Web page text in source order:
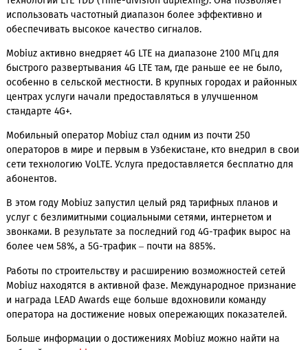
по Узбекистану установлено свыше 460 базовых станций.
Модернизированы и переоснащены свыше 2 500
В Ферганской долине в сентябре начался проект по
технологии LTE TDD (Time-division duplexing). Она
использовать частотный диапазон более эффективно и
обеспечивать высокое качество сигналов.
Mobiuz активно внедряет 4G LTE на диапазоне 2100 МГц
быстрого развертывания 4G LTE там, где раньше ее не
особенно в сельской местности. В крупных городах и
стандарте 4G+.
Мобильный оператор Mobiuz стал одним из почти 250
операторов в мире и первым в Узбекистане, кто внедрил
сети технологию VoLTE. Услуга предоставляется
абонентов.
В этом году Mobiuz запустил целый ряд тарифных планов и
звонками. В результате за последний год 4G-трафик